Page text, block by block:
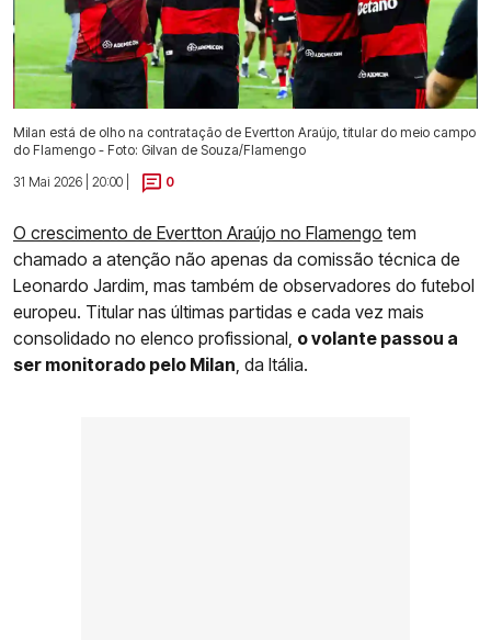
Milan está de olho na contratação de Evertton Araújo, titular do meio campo
do Flamengo - Foto: Gilvan de Souza/Flamengo
31 Mai 2026 | 20:00 |
0
O crescimento de Evertton Araújo no Flamengo tem
chamado a atenção não apenas da comissão técnica de
Leonardo Jardim, mas também de observadores do futebol
europeu. Titular nas últimas partidas e cada vez mais
consolidado no elenco profissional, o volante passou a
ser monitorado pelo Milan , da Itália.